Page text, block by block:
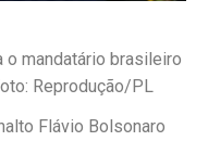
o mandatário brasileiro
Reprodução/PL
Flávio Bolsonaro